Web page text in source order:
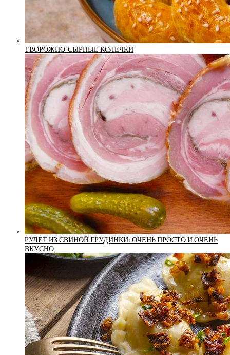
ТВОРОЖНО-СЫРНЫЕ КОЛЕЧКИ
РУЛЕТ ИЗ СВИНОЙ ГРУДИНКИ: ОЧЕНЬ ПРОСТО И ОЧЕНЬ
ВКУСНО